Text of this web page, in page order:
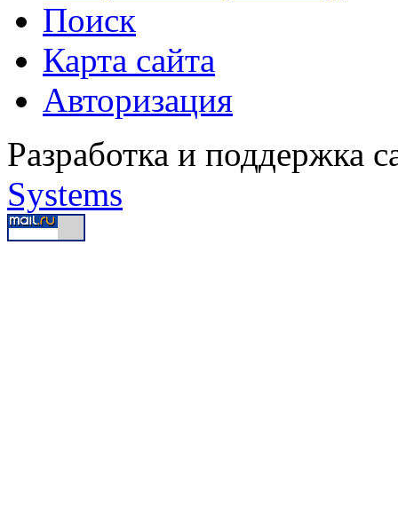
Поиск
Карта сайта
Авторизация
Разработка и поддержка
Systems